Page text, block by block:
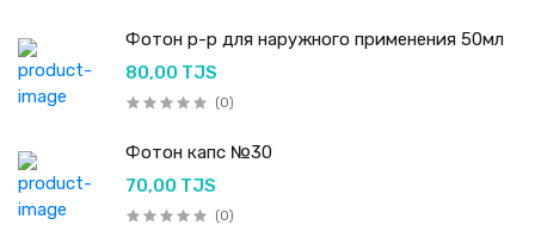
Фотон р-р для наружного применения 50мл
80,00 TJS
(0)
Фотон капс №30
70,00 TJS
(0)